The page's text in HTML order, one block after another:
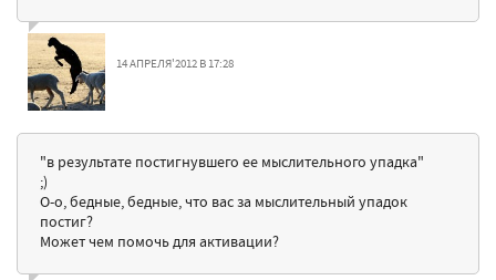
14 АПРЕЛЯ'2012 В 17:28
"в результате постигнувшего ее мыслительного упадка"
;)
О-о, бедные, бедные, что вас за мыслительный упадок
постиг?
Может чем помочь для активации?